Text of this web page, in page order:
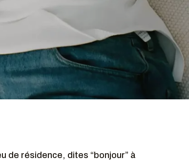
de résidence, dites “bonjour” à